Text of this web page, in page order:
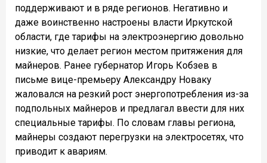
поддерживают и в ряде регионов. Негативно и
даже воинственно настроены власти Иркутской
области, где тарифы на электроэнергию довольно
низкие, что делает регион местом притяжения для
майнеров. Ранее губернатор Игорь Кобзев в
письме вице-премьеру Александру Новаку
жаловался на резкий рост энергопотребления из-за
подпольных майнеров и предлагал ввести для них
специальные тарифы. По словам главы региона,
майнеры создают перегрузки на электросетях, что
приводит к авариям.